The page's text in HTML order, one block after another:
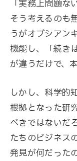
「実務上問題
そう考えるのも
うがオブシアン
機能し、「続き
が違うだけで、
しかし、科学的
根拠となった研
べきではないだ
たちのビジネス
発見が何だった